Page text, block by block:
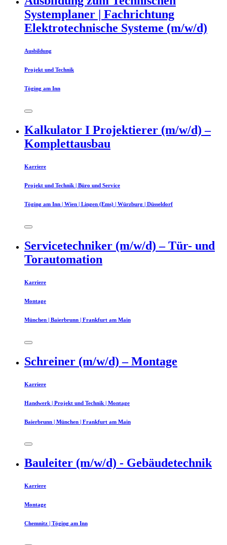
Systemplaner | Fachrichtung
Elektrotechnische Systeme (m/w/d)
Ausbildung
Projekt und Technik
Töging am Inn
Kalkulator I Projektierer (m/w/d) –
Komplettausbau
Karriere
Projekt und Technik | Büro und Service
Töging am Inn | Wien | Lingen (Ems) | Würzburg | Düsseldorf
Servicetechniker (m/w/d) – Tür- und
Torautomation
Karriere
Montage
München | Baierbrunn | Frankfurt am Main
Schreiner (m/w/d) – Montage
Karriere
Handwerk | Projekt und Technik | Montage
Baierbrunn | München | Frankfurt am Main
Bauleiter (m/w/d) - Gebäudetechnik
Karriere
Montage
Chemnitz | Töging am Inn